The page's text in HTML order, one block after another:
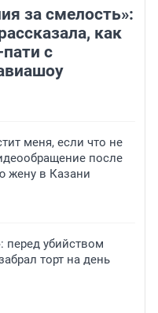
за смелость»:
как
с
меня, если что не
после
жену в Казани
перед убийством
торт на день